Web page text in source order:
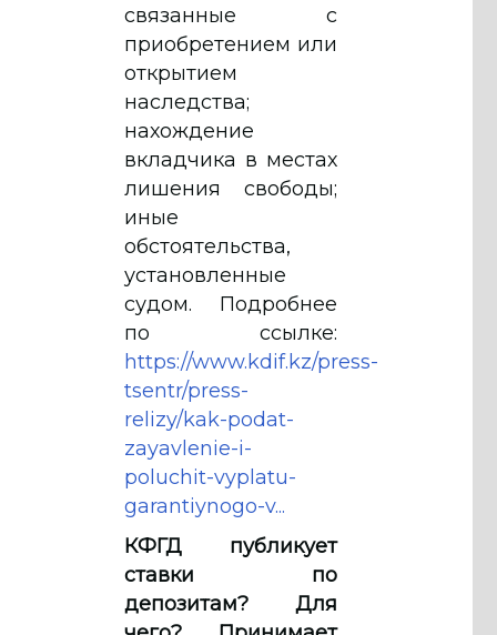
связанные с
приобретением или
открытием
наследства;
нахождение
вкладчика в местах
лишения свободы;
иные
обстоятельства,
установленные
судом. Подробнее
по ссылке:
https://www.kdif.kz/press-
tsentr/press-
relizy/kak-podat-
zayavlenie-i-
poluchit-vyplatu-
garantiynogo-v...
КФГД публикует
ставки по
депозитам? Для